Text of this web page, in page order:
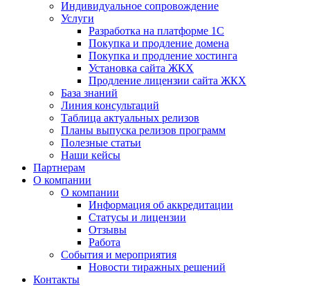
Индивидуальное сопровождение
Услуги
Разработка на платформе 1С
Покупка и продление домена
Покупка и продление хостинга
Установка сайта ЖКХ
Продление лицензии сайта ЖКХ
База знаний
Линия консультаций
Таблица актуальных релизов
Планы выпуска релизов программ
Полезные статьи
Наши кейсы
Партнерам
О компании
О компании
Информация об аккредитации
Статусы и лицензии
Отзывы
Работа
События и мероприятия
Новости тиражных решений
Контакты